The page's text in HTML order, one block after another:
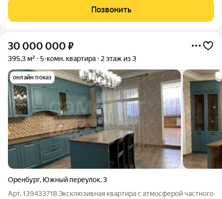
внимания к крыше, септику и снегу зимой. По документам 110
м жилья.
Позвонить
30 000 000 ₽
395,3 м² 5-комн. квартира 2 этаж из 3
онлайн показ
Оренбург, Южный переулок,3
Арт. 139433718 Эксклюзивная квартира с атмосферой частного